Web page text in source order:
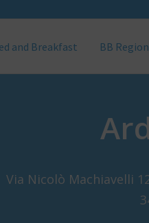
and Breakfast BB
Via Nicolò Machiavelli